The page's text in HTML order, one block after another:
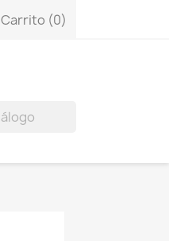
Carrito (0)